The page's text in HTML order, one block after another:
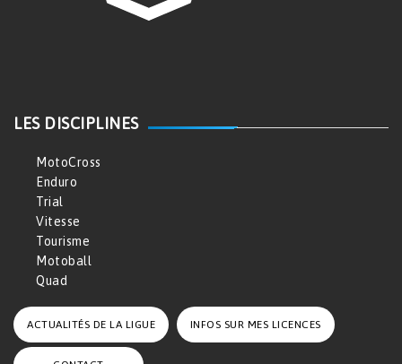
LES DISCIPLINES
MotoCross
Enduro
Trial
Vitesse
Tourisme
Motoball
Quad
ACTUALITÉS DE LA LIGUE INFOS SUR MES LICENCES